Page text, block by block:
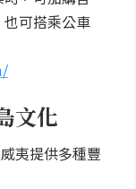
可搭乘公車
文化
夷提供多種豐